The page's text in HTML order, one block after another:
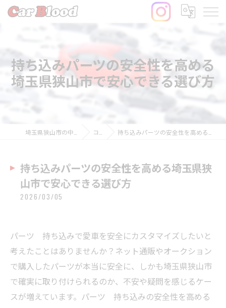
持ち込みパーツの安全性を高める
埼玉県狭山市で安心できる選び方
コラム 持ち込みパーツの安全性を高める埼玉県狭山市で安心できる選び方
持ち込みパーツの安全性を高める埼玉県狭
山市で安心できる選び方
2026/03/05
パーツ 持ち込みで愛車を安全にカスタマイズしたいと
考えたことはありませんか？ネット通販やオークション
で購入したパーツが本当に安全に、しかも埼玉県狭山市
で確実に取り付けられるのか、不安や疑問を感じるケー
スが増えています。パーツ 持ち込みの安全性を高める